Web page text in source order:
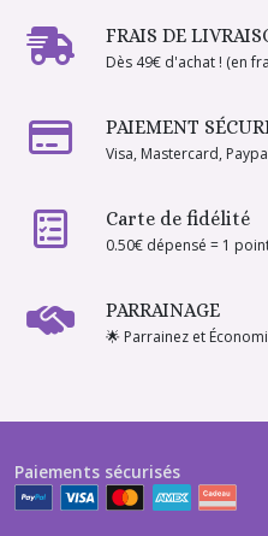
FRAIS DE
Dès 49€ d'achat ! (en
PAIEMENT
Visa, Mastercard,
Carte de fidélité
0.50€ dépensé = 1
PARRAINAGE
🌟 Parrainez et
Paiements sécurisés